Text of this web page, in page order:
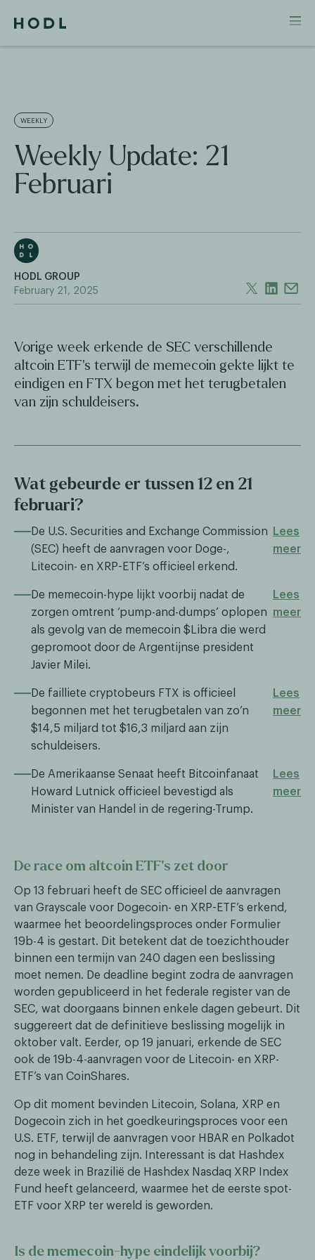
WEEKLY
Weekly Update: 21
Februari
HODL GROUP
February 21, 2025
Vorige week erkende de SEC verschillende
altcoin ETF's terwijl de memecoin gekte lijkt te
eindigen en FTX begon met het terugbetalen
van zijn schuldeisers.
Wat gebeurde er tussen 12 en 21
februari?
De U.S. Securities and Exchange Commission
(SEC) heeft de aanvragen voor Doge-,
Litecoin- en XRP-ETF’s officieel erkend.
Lees
meer
De memecoin-hype lijkt voorbij nadat de
zorgen omtrent ‘pump-and-dumps’ oplopen
als gevolg van de memecoin $Libra die werd
gepromoot door de Argentijnse president
Javier Milei.
Lees
meer
De failliete cryptobeurs FTX is officieel
begonnen met het terugbetalen van zo’n
$14,5 miljard tot $16,3 miljard aan zijn
schuldeisers.
Lees
meer
De Amerikaanse Senaat heeft Bitcoinfanaat
Howard Lutnick officieel bevestigd als
Minister van Handel in de regering-Trump.
Lees
meer
De race om altcoin ETF’s zet door
Op 13 februari heeft de SEC officieel de aanvragen
van Grayscale voor Dogecoin- en XRP-ETF’s erkend,
waarmee het beoordelingsproces onder Formulier
19b-4 is gestart. Dit betekent dat de toezichthouder
binnen een termijn van 240 dagen een beslissing
moet nemen. De deadline begint zodra de aanvragen
worden gepubliceerd in het federale register van de
SEC, wat doorgaans binnen enkele dagen gebeurt. Dit
suggereert dat de definitieve beslissing mogelijk in
oktober valt. Eerder, op 19 januari, erkende de SEC
ook de 19b-4-aanvragen voor de Litecoin- en XRP-
ETF’s van CoinShares.
Op dit moment bevinden Litecoin, Solana, XRP en
Dogecoin zich in het goedkeuringsproces voor een
U.S. ETF, terwijl de aanvragen voor HBAR en Polkadot
nog in behandeling zijn. Interessant is dat Hashdex
deze week in Brazilië de Hashdex Nasdaq XRP Index
Fund heeft gelanceerd, waarmee het de eerste spot-
ETF voor XRP ter wereld is geworden.
Is de memecoin-hype eindelijk voorbij?